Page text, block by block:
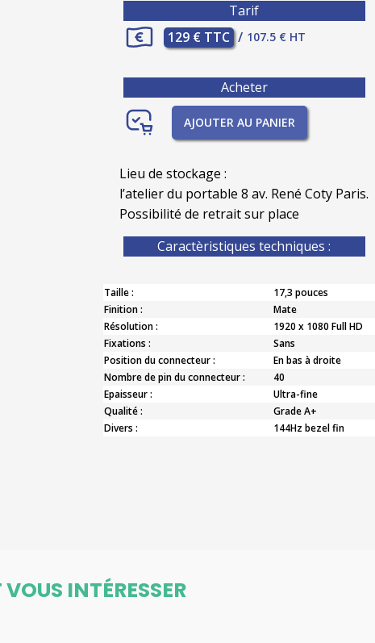
Tarif
129 € TTC / 107.5 € HT
Acheter
AJOUTER AU PANIER
Lieu de stockage :
l’atelier du portable 8 av. René Coty Paris.
Possibilité de retrait sur place
Caractèristiques techniques :
Taille :
17,3 pouces
Finition :
Mate
Résolution :
1920 x 1080 Full HD
Fixations :
Sans
Position du connecteur :
En bas à droite
Nombre de pin du connecteur :
40
Epaisseur :
Ultra-fine
Qualité :
Grade A+
Divers :
144Hz bezel fin
INTÉRESSER